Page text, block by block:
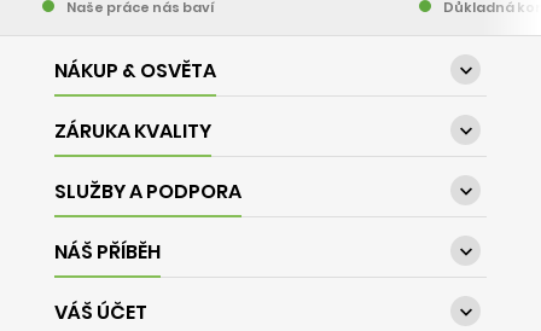
Naše práce nás baví
Důkladná
NÁKUP & OSVĚTA 
ZÁRUKA KVALITY 
SLUŽBY A PODPORA 
NÁŠ PŘÍBĚH 
VÁŠ ÚČET 